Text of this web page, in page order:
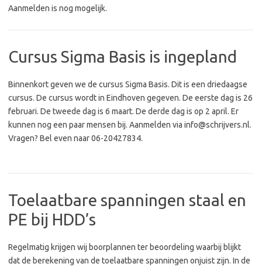
Aanmelden is nog mogelijk.
Cursus Sigma Basis is ingepland
Binnenkort geven we de cursus Sigma Basis. Dit is een driedaagse
cursus. De cursus wordt in Eindhoven gegeven. De eerste dag is 26
februari. De tweede dag is 6 maart. De derde dag is op 2 april. Er
kunnen nog een paar mensen bij. Aanmelden via info@schrijvers.nl.
Vragen? Bel even naar 06-20427834.
Toelaatbare spanningen staal en
PE bij HDD’s
Regelmatig krijgen wij boorplannen ter beoordeling waarbij blijkt
dat de berekening van de toelaatbare spanningen onjuist zijn. In de